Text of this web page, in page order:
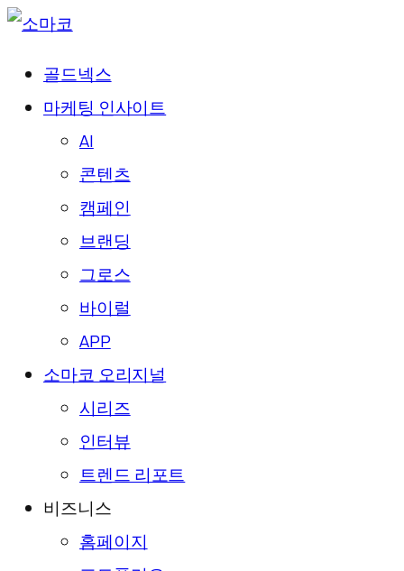
골드넥스
마케팅 인사이트
AI
콘텐츠
캠페인
브랜딩
그로스
바이럴
APP
소마코 오리지널
시리즈
인터뷰
트렌드 리포트
비즈니스
홈페이지